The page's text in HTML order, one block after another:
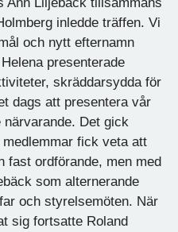
inledde träffen. Vi
och nytt efternamn
presenterade
skräddarsydda för
dags att presentera vår
Det gick
fick veta att
fast ordförande, men med
som alternerande
och styrelsemöten. När
sig fortsatte Roland